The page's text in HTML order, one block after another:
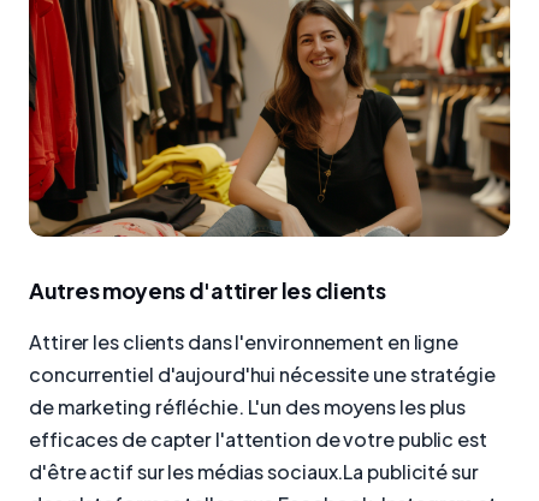
Autres moyens d'attirer les clients
Attirer les clients dans l'environnement en ligne
concurrentiel d'aujourd'hui nécessite une stratégie
de marketing réfléchie. L'un des moyens les plus
efficaces de capter l'attention de votre public est
d'être actif sur les médias sociaux.La publicité sur